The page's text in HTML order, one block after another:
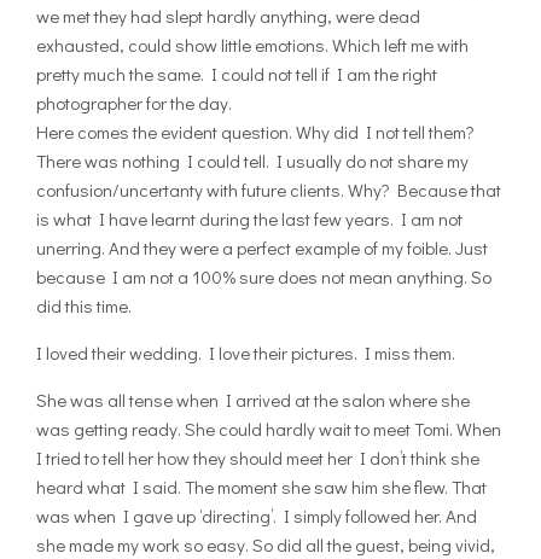
we met they had slept hardly anything, were dead
exhausted, could show little emotions. Which left me with
pretty much the same. I could not tell if I am the right
photographer for the day.
Here comes the evident question. Why did I not tell them?
There was nothing I could tell. I usually do not share my
confusion/uncertanty with future clients. Why? Because that
is what I have learnt during the last few years. I am not
unerring. And they were a perfect example of my foible. Just
because I am not a 100% sure does not mean anything. So
did this time.
I loved their wedding. I love their pictures. I miss them.
She was all tense when I arrived at the salon where she
was getting ready. She could hardly wait to meet Tomi. When
I tried to tell her how they should meet her I don’t think she
heard what I said. The moment she saw him she flew. That
was when I gave up ‘directing’. I simply followed her. And
she made my work so easy. So did all the guest, being vivid,